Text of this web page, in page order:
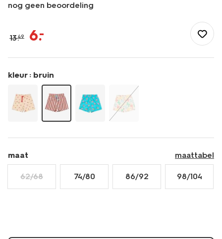
nog geen beoordeling
badpakken-
zwembroeken/babyzwembroek-
bruin-
33200710BROWN.html
13.49 6.–
kleur : bruin
maat maattabel
62/68 74/80 86/92 98/104